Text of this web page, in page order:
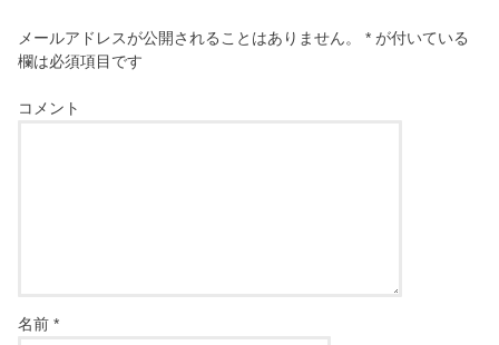
メールアドレスが公開されることはありません。 * が付いている
欄は必須項目です
コメント
名前*